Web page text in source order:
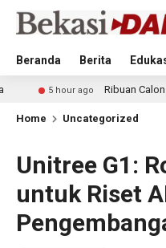
Beranda Berita
5 hour ago Ribuan Calon
Home Uncategorized
Unitree G1:
untuk Riset